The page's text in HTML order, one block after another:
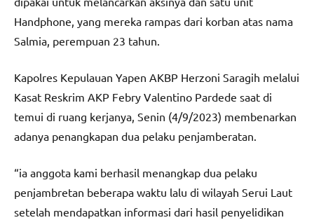
Handphone, yang mereka rampas dari korban atas nama
Salmia, perempuan 23 tahun.
Kapolres Kepulauan Yapen AKBP Herzoni Saragih melalui
Kasat Reskrim AKP Febry Valentino Pardede saat di
temui di ruang kerjanya, Senin (4/9/2023) membenarkan
adanya penangkapan dua pelaku penjamberatan.
“ia anggota kami berhasil menangkap dua pelaku
penjambretan beberapa waktu lalu di wilayah Serui Laut
setelah mendapatkan informasi dari hasil penyelidikan